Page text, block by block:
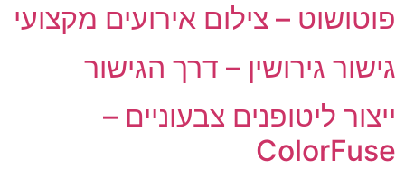
פוטושוט – צילום אירועים מקצועי
גישור גירושין – דרך הגישור
ייצור ליטופנים צבעוניים –
ColorFuse